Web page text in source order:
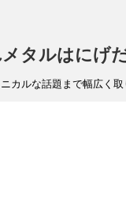
タルはにげ
カルな話題まで幅広く